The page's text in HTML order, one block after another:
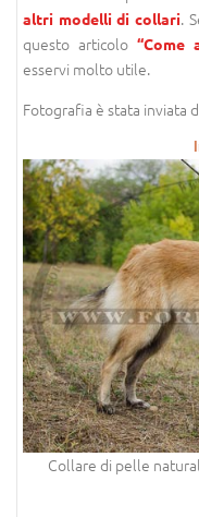
altri modelli di collari.
questo articolo“Come
esservi molto utile.
Fotografia è stata inviata
Collare di pelle